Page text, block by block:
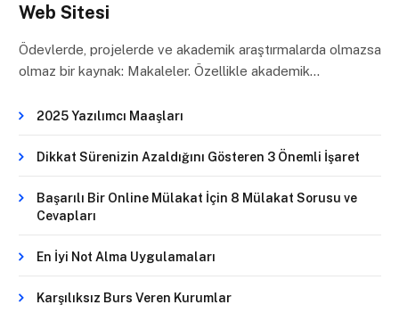
Web Sitesi
Ödevlerde, projelerde ve akademik araştırmalarda olmazsa
olmaz bir kaynak: Makaleler. Özellikle akademik…
2025 Yazılımcı Maaşları
Dikkat Sürenizin Azaldığını Gösteren 3 Önemli İşaret
Başarılı Bir Online Mülakat İçin 8 Mülakat Sorusu ve
Cevapları
En İyi Not Alma Uygulamaları
Karşılıksız Burs Veren Kurumlar